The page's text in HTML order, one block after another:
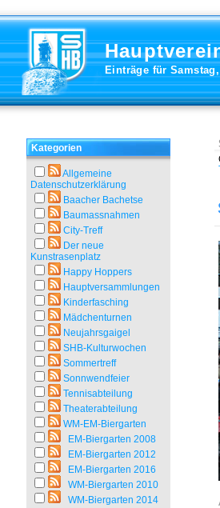
Einträge für
Kategorien
Allgemeine
Datenschutzerklärung
Baacher Bachetse
Baumassnahmen
City-Treff
Der neue
Kunstrasenplatz
Happy Hoppers
Hauptversammlungen
Kinderfasching
Mädchenturnen
Neujahrsgaigel
SHB-Kulturwochen
Sommertreff
Sonnwendfeier
Tennisabteilung
Theaterabteilung
WM-EM-Biergarten
EM-Biergarten 2008
EM-Biergarten 2012
EM-Biergarten 2016
WM-Biergarten 2010
WM-Biergarten 2014